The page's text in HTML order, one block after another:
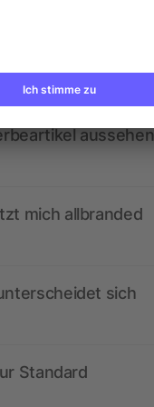
aussehen
mich allbranded
sich
Standard